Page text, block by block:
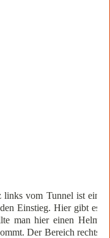
links vom Tunnel ist ein
Einstieg. Hier gibt es
man hier einen Helm
Der Bereich rechts